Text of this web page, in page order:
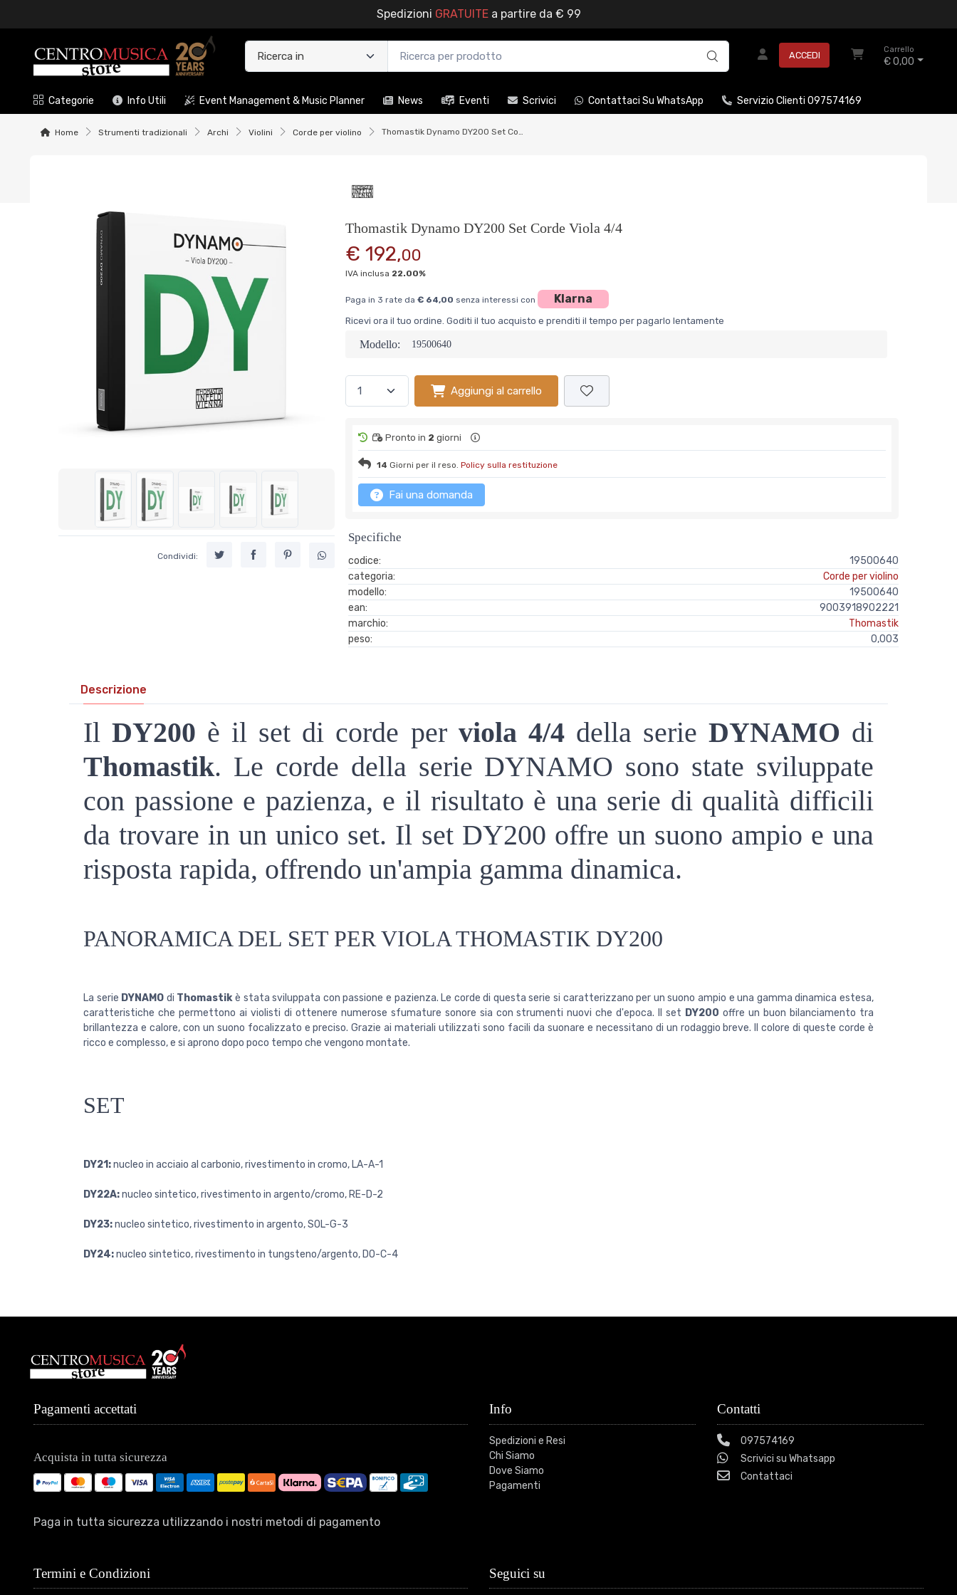
Spedizioni GRATUITEa partire da € 99
ACCEDI
Carrello
€ 0,00
Categorie Info Utili Event Management & Music Planner News Eventi Scrivici Contattaci Su WhatsApp Servizio Clienti 097574169
Home Strumenti tradizionali Archi Violini Corde per violino Thomastik Dynamo DY200 Set Corde Viola 4/4
Condividi:
Thomastik Dynamo DY200 Set Corde Viola 4/4
€ 192,00
IVA inclusa 22.00%
Paga in 3 rate da€ 64,00 senza interessi con Klarna
Ricevi ora il tuo ordine. Goditi il tuo acquisto e prenditi il tempo per pagarlo lentamente
Modello: 19500640
Aggiungi al carrello
Pronto in 2 giorni
14 Giorni per il reso.Policy sulla restituzione
Fai una domanda
Specifiche
codice:
19500640
categoria:
Corde per violino
modello:
19500640
ean:
9003918902221
marchio:
Thomastik
peso:
0,003
Descrizione
IlDY200 è il set di corde per viola 4/4della serie DYNAMO di
Thomastik. Le corde della serie DYNAMO sono state sviluppate
con passione e pazienza, e il risultato è una serie di qualità difficili
da trovare in un unico set. Il set DY200 offre un suono ampio e una
risposta rapida, offrendo un'ampia gamma dinamica.
PANORAMICA DEL SET PER VIOLA THOMASTIK DY200
La serie DYNAMO di Thomastikè stata sviluppata con passione e pazienza. Le corde di questa serie si caratterizzano per un suono ampio e una gamma dinamica estesa,
caratteristiche che permettono ai violisti di ottenere numerose sfumature sonore sia con strumenti nuovi che d'epoca. Il set DY200 offre un buon bilanciamento tra
brillantezza e calore, con un suono focalizzato e preciso. Grazie ai materiali utilizzati sono facili da suonare e necessitano di un rodaggio breve. Il colore di queste corde è
ricco e complesso, e si aprono dopo poco tempo che vengono montate.
SET
DY21:nucleo in acciaio al carbonio, rivestimento in cromo, LA-A-1
DY22A:nucleo sintetico, rivestimento in argento/cromo, RE-D-2
DY23:nucleo sintetico, rivestimento in argento, SOL-G-3
DY24:nucleo sintetico, rivestimento in tungsteno/argento, DO-C-4
Pagamenti accettati
Acquista in tutta sicurezza
Paga in tutta sicurezza utilizzando i nostri metodi di pagamento
Info
Spedizioni e Resi
Chi Siamo
Dove Siamo
Pagamenti
Contatti
097574169
Scrivici su Whatsapp
Contattaci
Termini e Condizioni Seguici su